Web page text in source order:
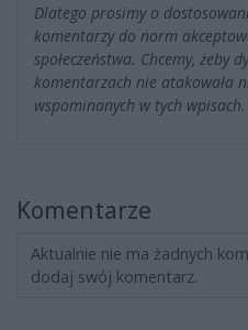
Dlatego prosimy o
komentarzy do norm
społeczeństwa. Chcemy, żeby
komentarzach nie atakowała
wspominanych w tych wpisach.
Komentarze
Aktualnie nie ma żadnych
dodaj swój komentarz.